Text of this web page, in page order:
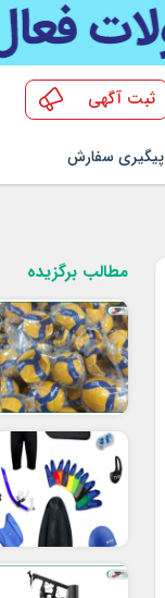
ثبت آگهی
پیگیری سفارش
مطالب برگزیده